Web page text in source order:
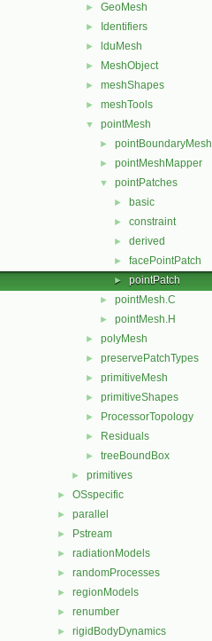
► GeoMesh
► Identifiers
► lduMesh
► MeshObject
► meshShapes
► meshTools
▼ pointMesh
► pointBoundaryMesh
► pointMeshMapper
▼ pointPatches
► basic
► constraint
► derived
► facePointPatch
► pointPatch
► pointMesh.C
► pointMesh.H
► polyMesh
► preservePatchTypes
► primitiveMesh
► primitiveShapes
► ProcessorTopology
► Residuals
► treeBoundBox
► primitives
► OSspecific
► parallel
► Pstream
► radiationModels
► randomProcesses
► regionModels
► renumber
► rigidBodyDynamics